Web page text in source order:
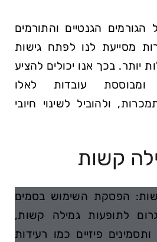
הגנטיים והתורמים
מסייעת לנו לפתח גישות
יותר. בכך אנו יכולים להציע
עובדות לאלו
ולהוביל לשינוי חיובי
קשות